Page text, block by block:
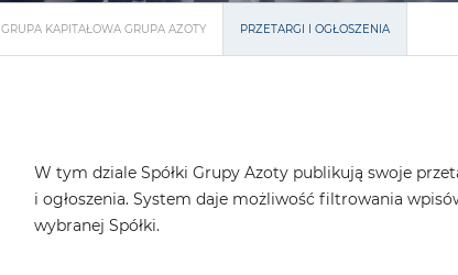
GRUPA KAPITAŁOWA GRUPA AZOTY PRZETARGI I OGŁOSZENIA
W tym dziale Spółki Grupy Azoty publikują swoje
i ogłoszenia. System daje możliwość filtrowania
wybranej Spółki.